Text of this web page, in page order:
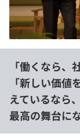
インタビュー
リファレンス
プラン
個人向けプラン
法人向けプラン
再チャレンジ結果
note
「働くなら、
「新しい価
えているなら
最高の舞台に